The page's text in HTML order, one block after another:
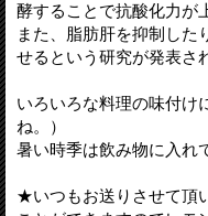
酵することで抗酸化力が
また、脂肪肝を抑制した
せるという研究が発表さ
いろいろな料理の味付け
ね。）
暑い時季は飲み物に入れ
★いつもお送りさせて頂